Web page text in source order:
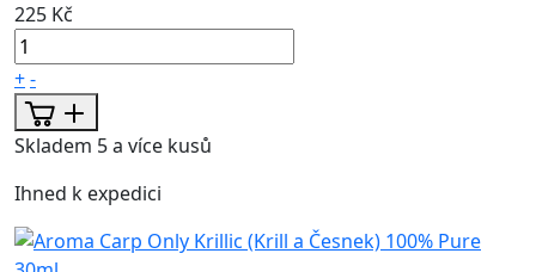
225 Kč
+-
Skladem 5 a více kusů
Ihned k expedici